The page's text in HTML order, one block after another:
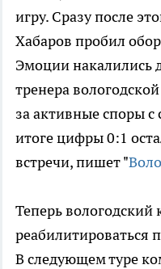
игру. Сразу после
Хабаров пробил
Эмоции накалились
тренера
за активные споры с
итоге цифры 0:1
встречи, пишет "
Теперь вологодский
реабилитироваться
В следующем туре